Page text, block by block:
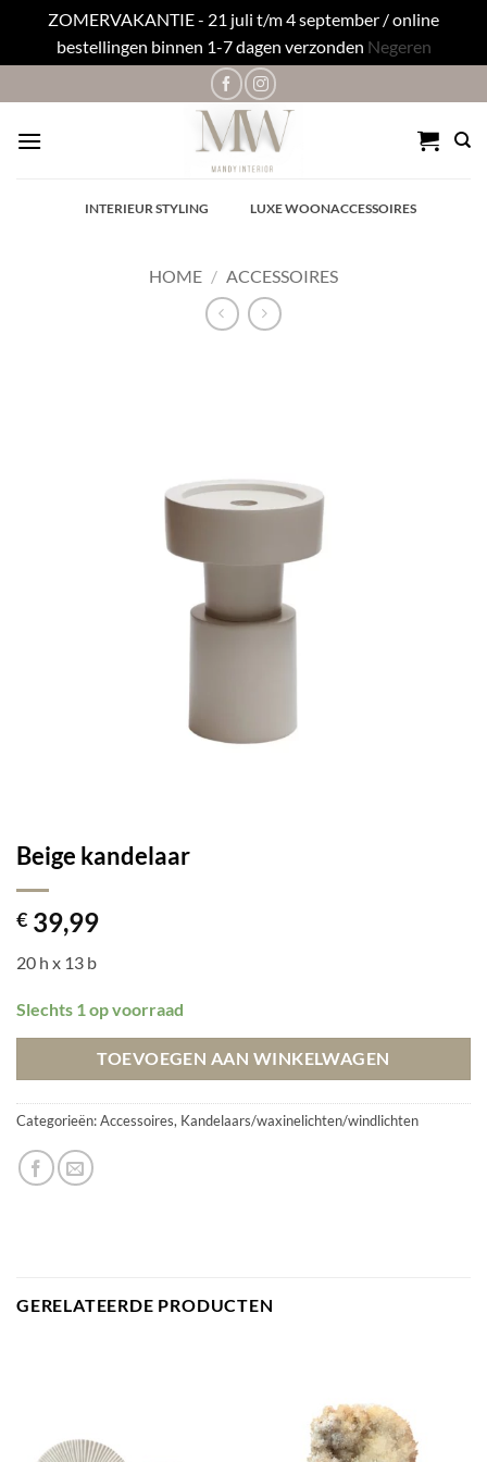
ZOMERVAKANTIE - 21 juli t/m 4 september / online
bestellingen binnen 1-7 dagen verzonden Negeren
naar
inhoud
INTERIEUR STYLING LUXE WOONACCESSOIRES
HOME / ACCESSOIRES
Beige kandelaar
€ 39,99
20 h x 13 b
Slechts 1 op voorraad
TOEVOEGEN AAN WINKELWAGEN
Categorieën:Accessoires, Kandelaars/waxinelichten/windlichten
GERELATEERDE PRODUCTEN